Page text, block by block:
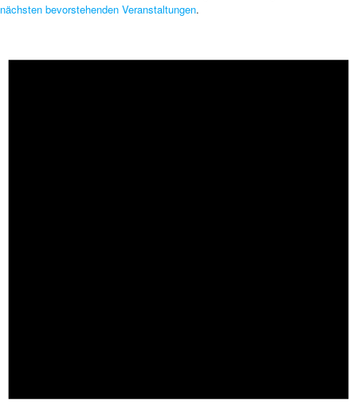
nächsten bevorstehenden Veranstaltungen.